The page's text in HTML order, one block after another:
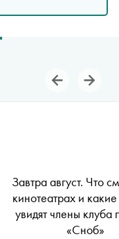
Завтра август. Что
кинотеатрах и
увидят члены клуба
«Сноб»